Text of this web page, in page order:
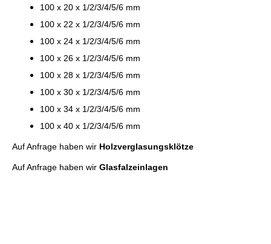
100 x 20 x 1/2/3/4/5/6 mm
100 x 22 x 1/2/3/4/5/6 mm
100 x 24 x 1/2/3/4/5/6 mm
100 x 26 x 1/2/3/4/5/6 mm
100 x 28 x 1/2/3/4/5/6 mm
100 x 30 x 1/2/3/4/5/6 mm
100 x 34 x 1/2/3/4/5/6 mm
100 x 40 x 1/2/3/4/5/6 mm
Auf Anfrage haben wir Holzverglasungsklötze
Auf Anfrage haben wir Glasfalzeinlagen